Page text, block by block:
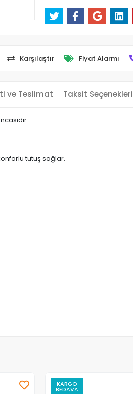
Karşılaştır Fiyat Alarmı
ve Teslimat Taksit Seçenekleri
tutuş sağlar.
KARGO
BEDAVA